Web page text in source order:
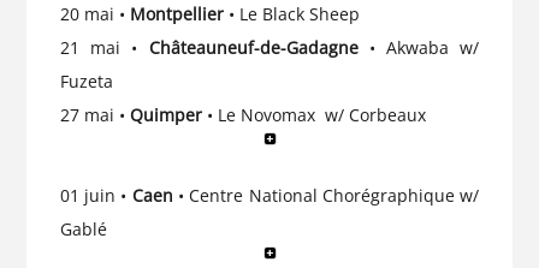
20 mai • Montpellier• Le Black Sheep
21 mai • Châteauneuf-de-Gadagne• Akwaba w/
Fuzeta
27 mai • Quimper• Le Novomax w/ Corbeaux
01 juin • Caen • Centre National Chorégraphique w/
Gablé